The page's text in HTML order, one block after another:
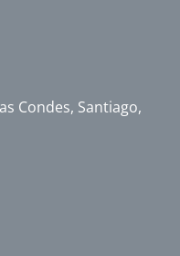
Condes, Santiago,